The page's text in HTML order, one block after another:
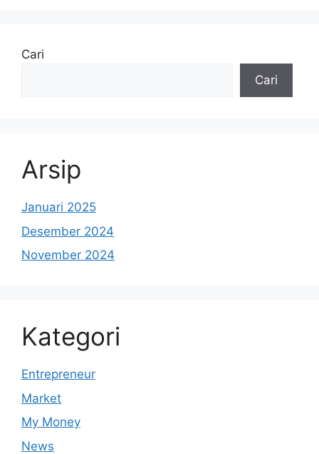
Cari
Cari
Arsip
Januari 2025
Desember 2024
November 2024
Kategori
Entrepreneur
Market
My Money
News